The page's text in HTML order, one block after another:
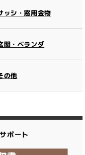
ッシ・窓用金物
関・ベランダ
の他
ポート